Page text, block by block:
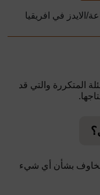
المتكررة والتي قد
مخاوف بشأن أي شيء